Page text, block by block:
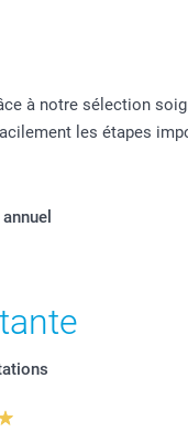
à notre sélection
les étapes